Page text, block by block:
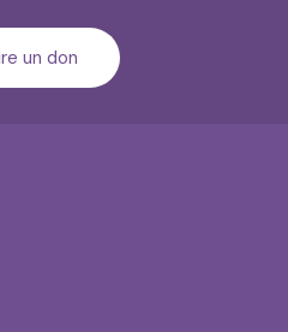
un don